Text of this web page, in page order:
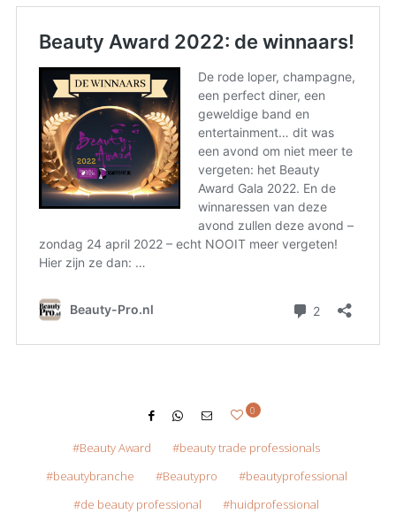
0
Beauty Award
beauty trade professionals
beautybranche
Beautypro
beautyprofessional
de beauty professional
huidprofessional